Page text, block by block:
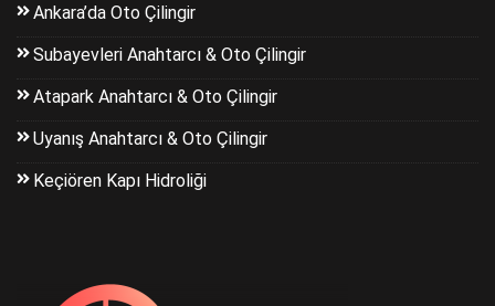
Ankara’da Oto Çilingir
Subayevleri Anahtarcı & Oto Çilingir
Atapark Anahtarcı & Oto Çilingir
Uyanış Anahtarcı & Oto Çilingir
Keçiören Kapı Hidroliği